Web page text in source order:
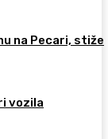
na Pecari, stiže
vozila